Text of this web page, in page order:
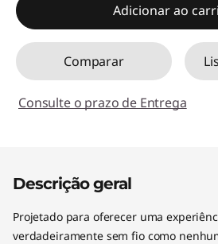
Adicionar ao
Comparar
Consulte o prazo de Entrega
Descrição geral
Projetado para oferecer uma
verdadeiramente sem fio como